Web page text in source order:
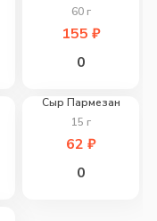
60г
155 ₽
0
Сыр Пармезан
15 г
62 ₽
0